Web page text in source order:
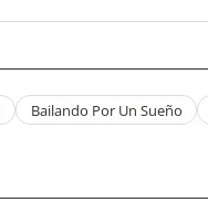
Bailando Por Un Sueño